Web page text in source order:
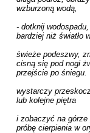
wzburzoną wodą,
- dotknij
bardziej niż światło
świeże podeszwy,
cisną się pod nogi
przejście po śniegu.
wystarczy
lub kolejne piętra
i zobaczyć na
próbę cierpienia w